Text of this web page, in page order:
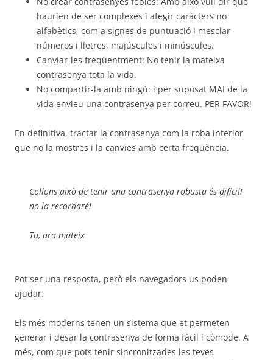
haurien de ser complexes i afegir caràcters no
alfabètics, com a signes de puntuació i mesclar
números i lletres, majúscules i minúscules.
Canviar-les freqüentment: No tenir la mateixa
contrasenya tota la vida.
No compartir-la amb ningú: i per suposat MAI de la
vida envieu una contrasenya per correu. PER FAVOR!
En definitiva, tractar la contrasenya com la roba interior
que no la mostres i la canvies amb certa freqüència.
Collons això de tenir una contrasenya robusta és difícil!
no la recordaré!
Tu, ara mateix
Pot ser una resposta, però els navegadors us poden
ajudar.
Els més moderns tenen un sistema que et permeten
generar i desar la contrasenya de forma fàcil i còmode. A
més, com que pots tenir sincronitzades les teves